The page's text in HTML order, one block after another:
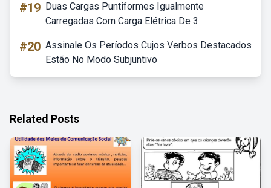
#19 Duas Cargas Puntiformes Igualmente
Carregadas Com Carga Elétrica De 3
#20 Assinale Os Períodos Cujos Verbos Destacados
Estão No Modo Subjuntivo
Related Posts